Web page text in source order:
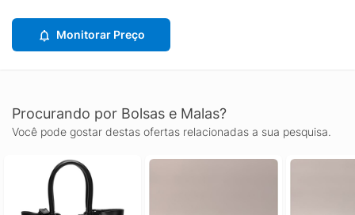
Monitorar Preço
Procurando por Bolsas e Malas?
Você pode gostar destas ofertas relacionadas a sua pesquisa.